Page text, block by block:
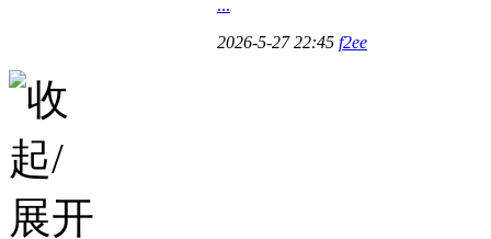
...
2026-5-27 22:45 f2ee